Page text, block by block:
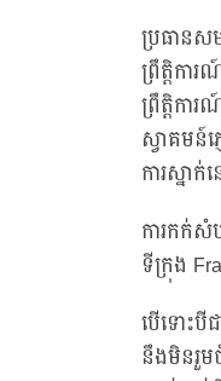
ប្រធានស
ព្រឹត្តិកា
ព្រឹត្តិកា
ស្វាគម
ការស្នាក់
ការកក់សំ
ទីក្រុង
បើទោះបី
នឹងមិនរួម